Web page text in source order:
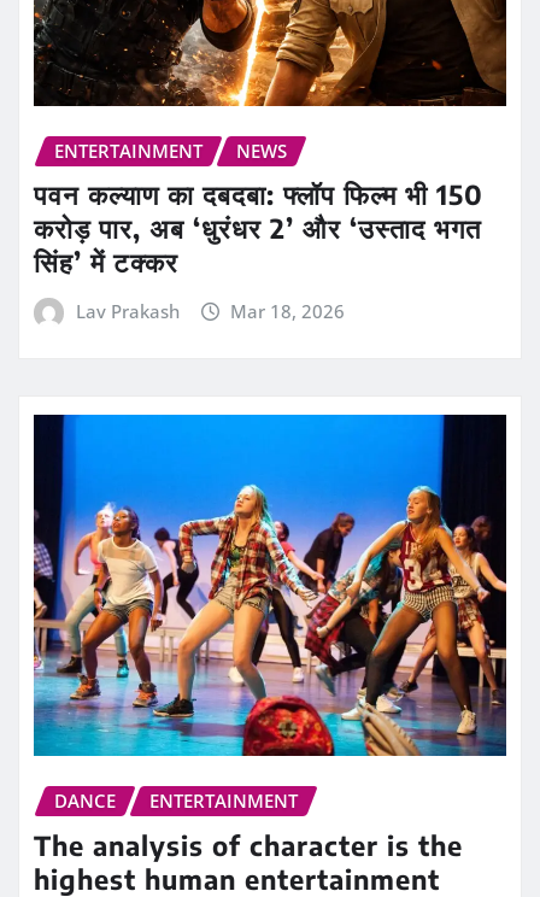
ENTERTAINMENT NEWS
पवन कल्याण का दबदबा: फ्लॉप फिल्म भी 150
करोड़ पार, अब ‘धुरंधर 2’ और ‘उस्ताद भगत
सिंह’ में टक्कर
Lav Prakash Mar 18, 2026
DANCE ENTERTAINMENT
The analysis of character is the
highest human entertainment